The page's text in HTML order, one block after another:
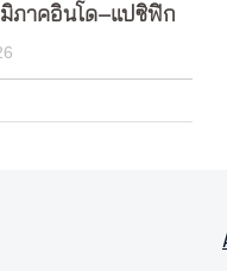
ภาคอินโด–แปซิฟิก